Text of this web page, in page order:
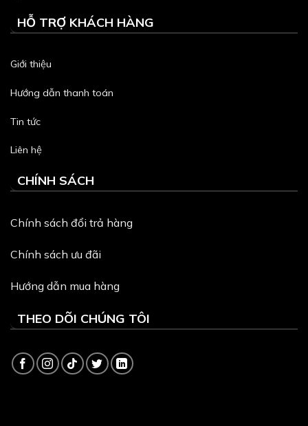
HỖ TRỢ KHÁCH HÀNG
Giới thiệu
Hướng dẫn thanh toán
Tin tức
Liên hệ
CHÍNH SÁCH
Chính sách đổi trả hàng
Chính sách ưu đãi
Hướng dẫn mua hàng
THEO DÕI CHÚNG TÔI